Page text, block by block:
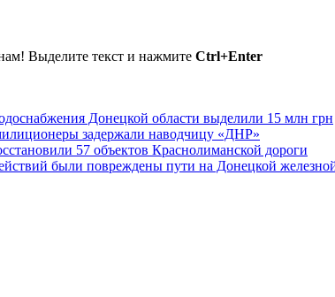
Выделите текст и нажмите Ctrl+Enter
Донецкой области выделили 15 млн грн
задержали наводчицу «ДНР»
57 объектов Краснолиманской дороги
были повреждены пути на Донецкой